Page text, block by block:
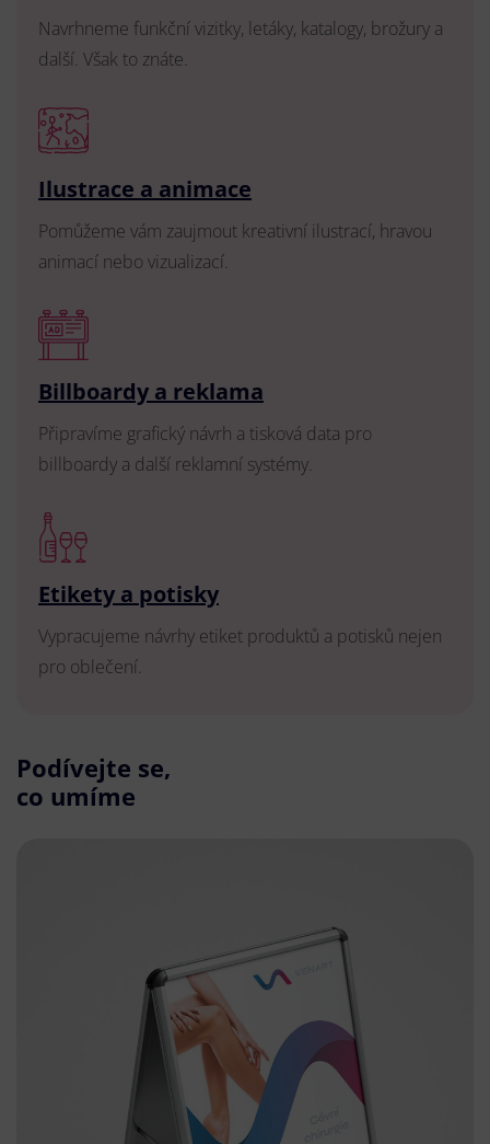
Navrhneme funkční vizitky, letáky, katalogy, brožury a
další. Však to znáte.
Ilustrace a animace
Pomůžeme vám zaujmout kreativní ilustrací, hravou
animací nebo vizualizací.
Billboardy a reklama
Připravíme grafický návrh a tisková data pro
billboardy a další reklamní systémy.
Etikety a potisky
Vypracujeme návrhy etiket produktů a potisků nejen
pro oblečení.
Podívejte se,
co umíme